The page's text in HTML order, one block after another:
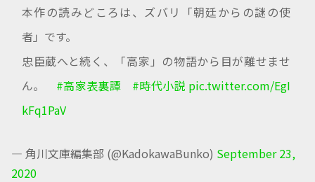
本作の読みどころは、ズバリ「朝廷からの謎の使
者」です。
忠臣蔵へと続く、「高家」の物語から目が離せませ
ん。 #高家表裏譚 #時代小説 pic.twitter.com/EgI
kFq1PaV
— 角川文庫編集部 (@KadokawaBunko) September 23,
2020